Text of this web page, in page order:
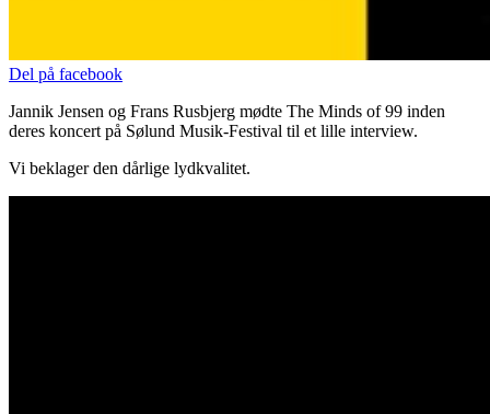
Del på facebook
Jannik Jensen og Frans Rusbjerg mødte The Minds of 99 inden
deres koncert på Sølund Musik-Festival til et lille interview.
Vi beklager den dårlige lydkvalitet.